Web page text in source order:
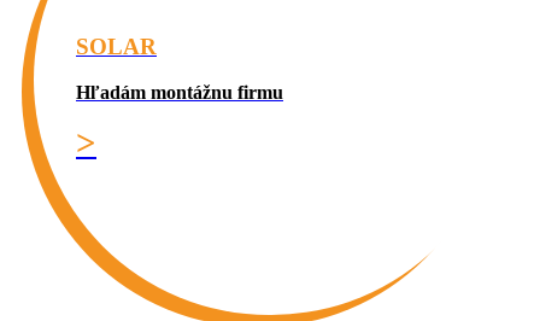
SOLAR
Hľadám montážnu firmu
>